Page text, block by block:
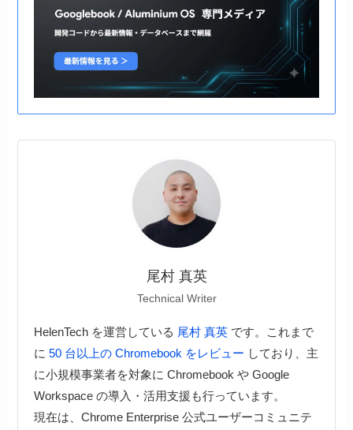
尾村 真英
Technical Writer
HelenTech を運営している 尾村 真英です。これまで
に 50 台以上の Chromebook をレビュー しており、主
に小規模事業者を対象に Chromebook や Google
Workspace の導入・活用支援も行っています。
現在は、Chrome Enterprise 公式ユーザーコミュニテ